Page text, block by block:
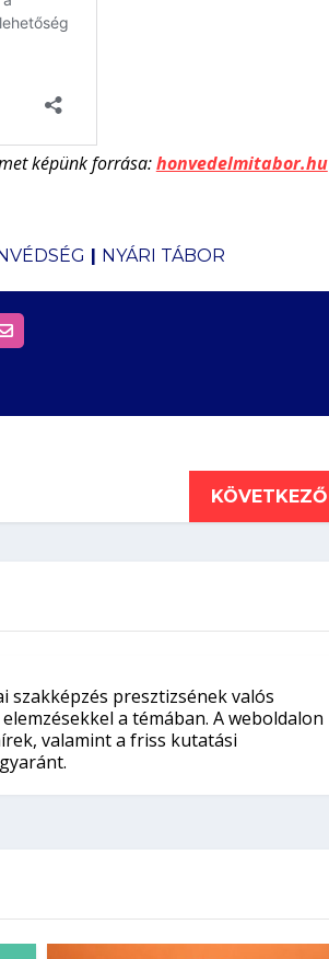
képünk forrása:honvedelmitabor.hu
| NYÁRI TÁBOR
KÖVETKEZŐ
szakképzés presztizsének valós
a témában. A weboldalon
valamint a friss kutatási